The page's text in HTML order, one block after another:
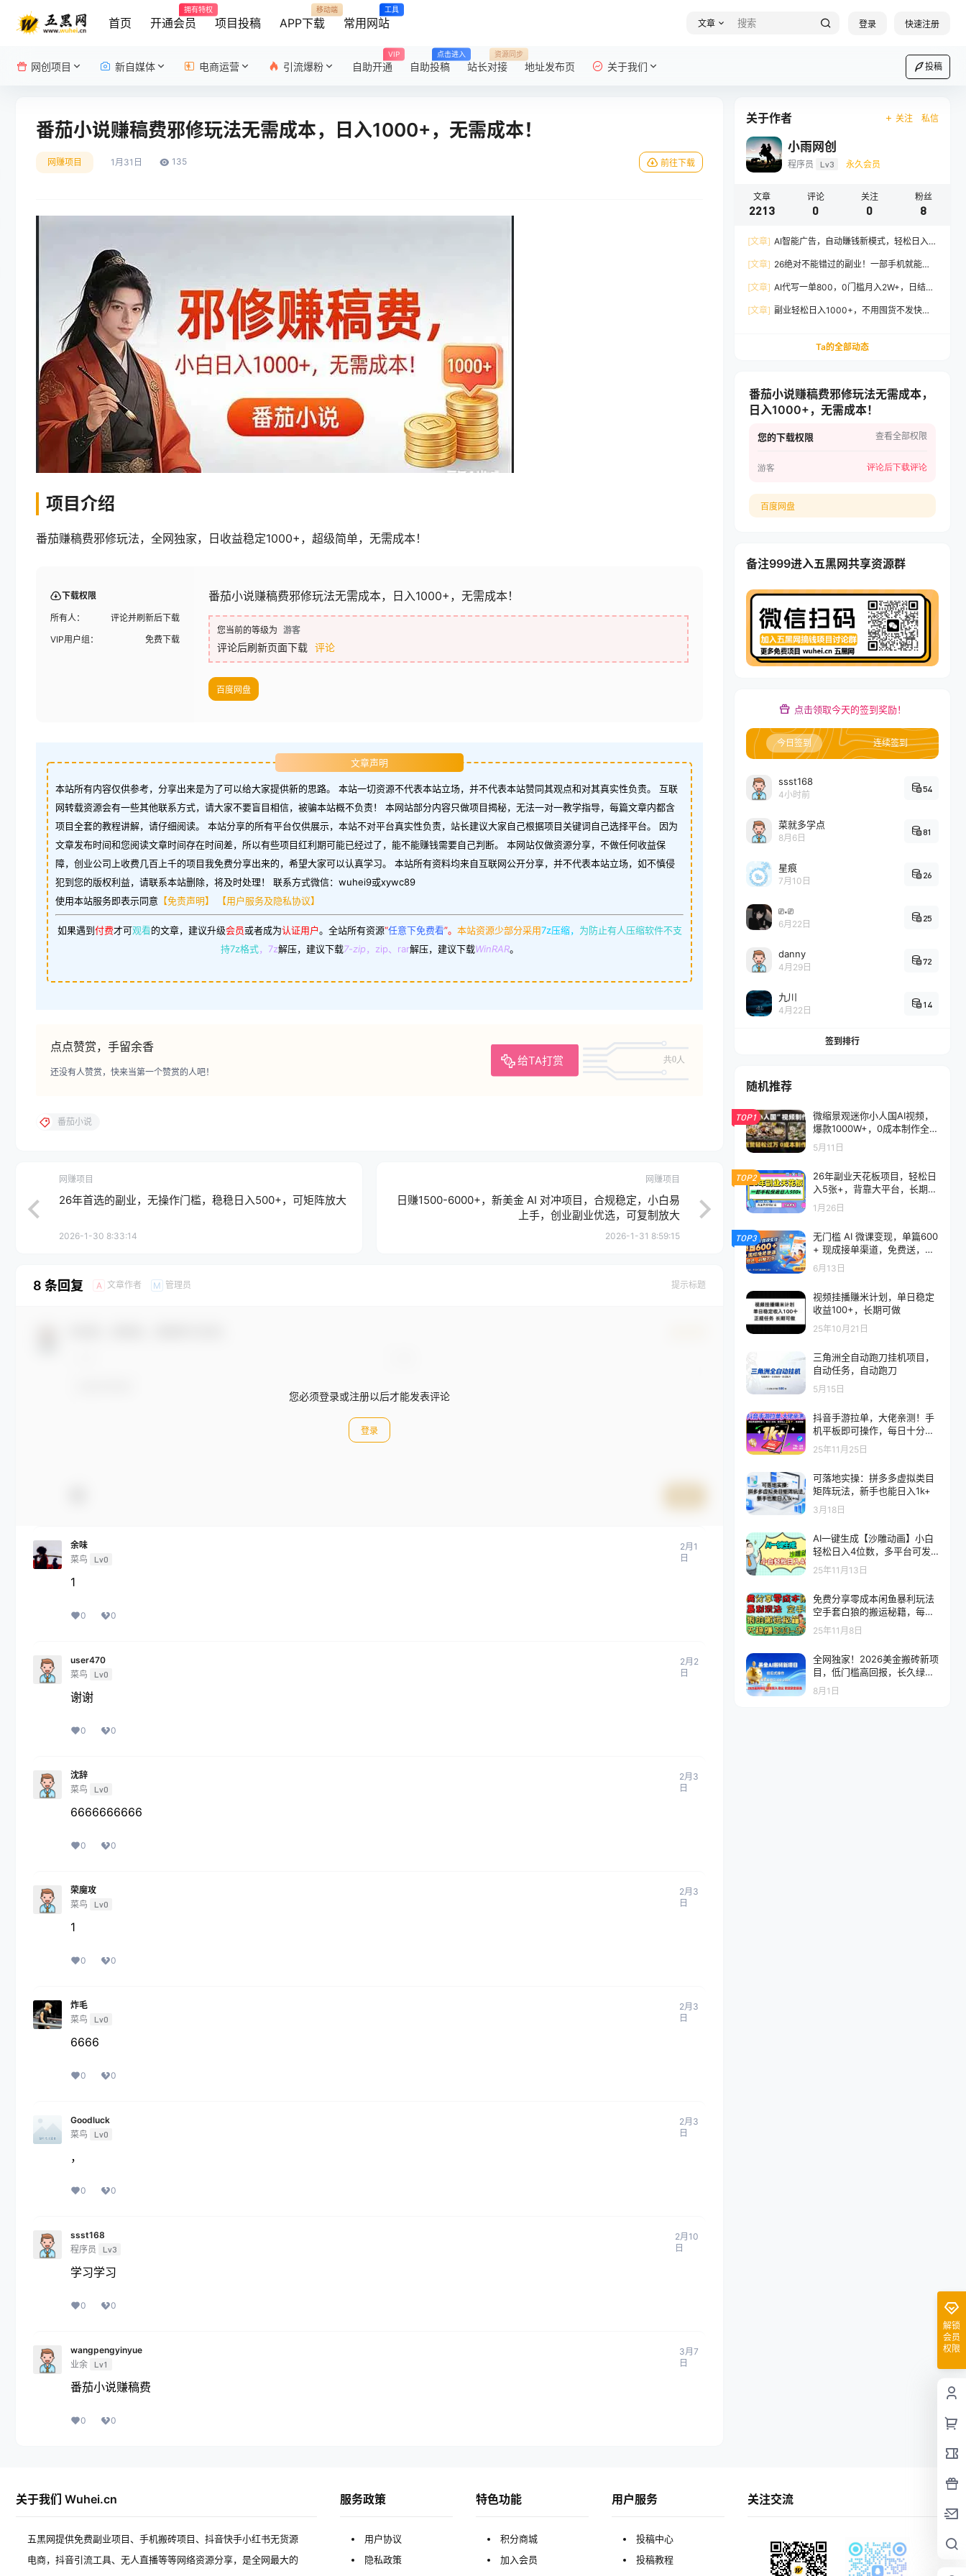
首页 开通会员
拥有特权
项目投稿 APP下载
移动端
常用网站
工具
文章 登录 快速注册
网创项目 新自媒体 电商运营 引流爆粉 自助开通
VIP
自助投稿
点击进入
站长对接
资源同步
地址发布页 关于我们 投稿
番茄小说赚稿费邪修玩法无需成本，日入1000+，无需成本！
网赚项目 1月31日 135 前往下载
项目介绍
番茄赚稿费邪修玩法，全网独家，日收益稳定1000+，超级简单，无需成本！
下载权限
所有人：
评论并刷新后下载
VIP用户组：
免费下载
番茄小说赚稿费邪修玩法无需成本，日入1000+，无需成本！
您当前的等级为 游客
评论后刷新页面下载 评论
百度网盘
文章声明
本站所有内容仅供参考，分享出来是为了可以给大家提供新的思路。 本站一切资源不代表本站立场，并不代表本站赞同其观点和对其真实性负责。 互联
网转载资源会有一些其他联系方式，请大家不要盲目相信，被骗本站概不负责！ 本网站部分内容只做项目揭秘，无法一对一教学指导，每篇文章内都含
项目全套的教程讲解，请仔细阅读。 本站分享的所有平台仅供展示，本站不对平台真实性负责，站长建议大家自己根据项目关键词自己选择平台。 因为
文章发布时间和您阅读文章时间存在时间差，所以有些项目红利期可能已经过了，能不能赚钱需要自己判断。 本网站仅做资源分享，不做任何收益保
障，创业公司上收费几百上千的项目我免费分享出来的，希望大家可以认真学习。 本站所有资料均来自互联网公开分享，并不代表本站立场，如不慎侵
犯到您的版权利益，请联系本站删除，将及时处理！ 联系方式微信：wuhei9或xywc89
使用本站服务即表示同意 【免责声明】 【用户服务及隐私协议】
如果遇到付费才可观看的文章，建议升级会员或者成为认证用户。 全站所有资源“任意下免费看”。 本站资源少部分采用7z压缩， 为防止有人压缩软件不支
持7z格式，7z解压，建议下载7-zip，zip、rar解压，建议下载WinRAR。
点点赞赏，手留余香
给TA打赏 共0人
还没有人赞赏，快来当第一个赞赏的人吧！
番茄小说
网赚项目
26年首选的副业，无操作门槛，稳稳日入500+，可矩阵放大
2026-1-30 8:33:14
网赚项目
日赚1500-6000+，新美金 AI 对冲项目，合规稳定，小白易
上手，创业副业优选，可复制放大
2026-1-31 8:59:15
8 条回复 A 文章作者 M 管理员 提示标题
您必须登录或注册以后才能发表评论
登录
余味
菜鸟
Lv0
2月1
日
1
0 0
user470
菜鸟
Lv0
2月2
日
谢谢
0 0
沈辞
菜鸟
Lv0
2月3
日
6666666666
0 0
荣魔攻
菜鸟
Lv0
2月3
日
1
0 0
炸毛
菜鸟
Lv0
2月3
日
6666
0 0
Goodluck
菜鸟
Lv0
2月3
日
，
0 0
ssst168
程序员
Lv3
2月10
日
学习学习
0 0
wangpengyinyue
业余 Lv1
3月7
日
番茄小说赚稿费
0 0
关于作者 关注 私信
小雨网创
程序员 Lv3 永久会员
文章
2213
评论
0
关注
0
粉丝
8
[文章] AI智能广告，自动賺钱新模式，轻松日入
[文章] 26绝对不能错过的副业！一部手机就能操
[文章] AI代写一单800，0门槛月入2W+，日结不
[文章] 副业轻松日入1000+，不用囤货不发快
Ta的全部动态
番茄小说赚稿费邪修玩法无需成本，
日入1000+，无需成本！
您的下载权限 查看全部权限
游客 评论后下载评论
百度网盘
备注999进入五黑网共享资源群
点击领取今天的签到奖励！
今日签到 连续签到
ssst168
4小时前
54
菜就多学点
8月6日
81
星痕
7月10日
26
⎚˕⎚
6月22日
25
danny
4月29日
72
九川
4月22日
14
签到排行
随机推荐
TOP1
微缩景观迷你小人国AI视频，
爆款1000W+，0成本制作全流
程教学
5月11日
TOP2
26年副业天花板项目，轻松日
入5张+，背靠大平台，长期稳
定，只需一部手机就可以操作
1月26日
TOP3
无门槛 AI 微课变现，单篇600
+ 现成接单渠道，免费送，躺
赚不停
6月13日
视频挂播賺米计划，单日稳定
收益100+，长期可做
25年10月21日
三角洲全自动跑刀挂机项目，
自动任务，自动跑刀
5月15日
抖音手游拉单，大佬亲测！手
机平板即可操作，每日十分
钟，稳定收入1k+，简单粗暴
25年11月25日
可落地实操：拼多多虚拟类目
矩阵玩法，新手也能日入1k+
3月18日
AI一键生成【沙雕动画】小白
轻松日入4位数，多平台可发
25年11月13日
免费分享零成本闲鱼暴利玩法
空手套白狼的搬运秘籍，每天
稳赚300-500
25年11月8日
全网独家！2026美金搬砖新项
目，低门槛高回报，长久绿色
稳定，用副业改写人生
8月1日
解锁
会员
权限
关于我们 Wuhei.cn
五黑网提供免费副业项目、手机搬砖项目、抖音快手小红书无货源
电商，抖音引流工具、无人直播等等网络资源分享，是全网最大的
服务政策
用户协议
隐私政策
特色功能
积分商城
加入会员
用户服务
投稿中心
投稿教程
关注交流